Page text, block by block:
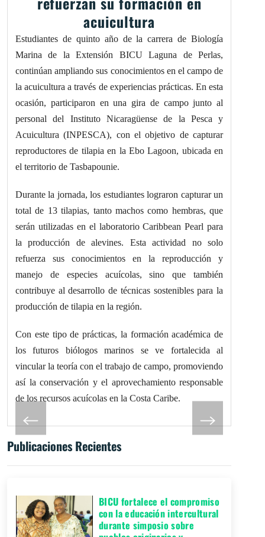
acuicultura
Estudiantes de quinto año de la carrera de Biología
Marina de la Extensión BICU Laguna de Perlas,
continúan ampliando sus conocimientos en el campo de
la acuicultura a través de experiencias prácticas. En esta
ocasión, participaron en una gira de campo junto al
personal del Instituto Nicaragüense de la Pesca y
Acuicultura (INPESCA), con el objetivo de capturar
reproductores de tilapia en la Ebo Lagoon, ubicada en
el territorio de Tasbapounie.
Durante la jornada, los estudiantes lograron capturar un
total de 13 tilapias, tanto machos como hembras, que
serán utilizadas en el laboratorio Caribbean Pearl para
la producción de alevines. Esta actividad no solo
refuerza sus conocimientos en la reproducción y
manejo de especies acuícolas, sino que también
contribuye al desarrollo de técnicas sostenibles para la
producción de tilapia en la región.
Con este tipo de prácticas, la formación académica de
los futuros biólogos marinos se ve fortalecida al
vincular la teoría con el trabajo de campo, promoviendo
así la conservación y el aprovechamiento responsable
de los recursos acuícolas en la Costa Caribe.
Publicaciones Recientes
BICU fortalece el compromiso
con la educación intercultural
durante simposio sobre